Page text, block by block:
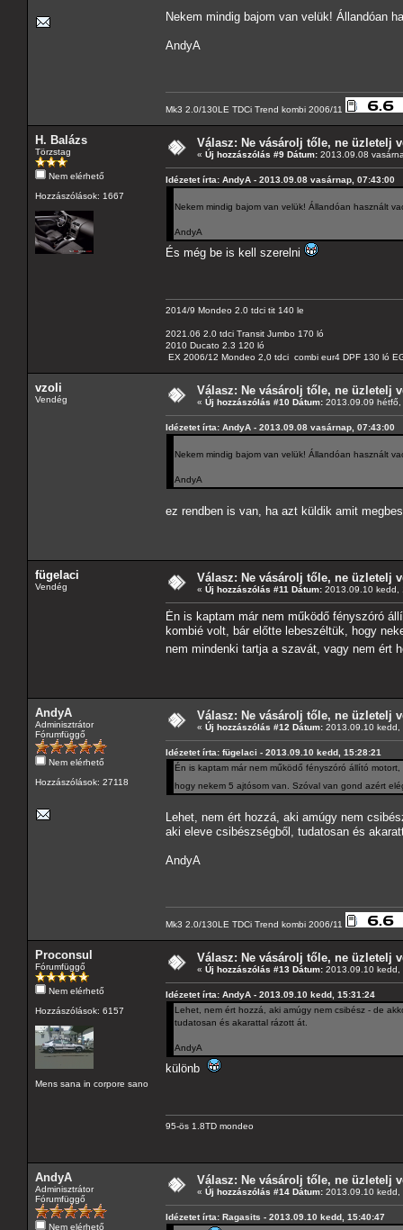
Nekem mindig bajom van velük! Állandóan
AndyA
Mk3 2.0/130LE TDCi Trend kombi 2006/11
H. Balázs
Törzstag
Nem elérhető
Hozzászólások: 1667
Válasz: Ne vásárolj tőle, ne üzletelj
« Új hozzászólás #9 Dátum: 2013.09.08
Idézetet írta: AndyA - 2013.09.08 vasárnap, 07:43:00
Nekem mindig bajom van velük! Állandóan használt
AndyA
És még be is kell szerelni
2014/9 Mondeo 2.0 tdci tit 140 le
2021.06 2.0 tdci Transit Jumbo 170 ló
2010 Ducato 2.3 120 ló
EX 2006/12 Mondeo 2,0 tdci combi eur4 DPF 130 ló
vzoli
Vendég
Válasz: Ne vásárolj tőle, ne üzletelj
« Új hozzászólás #10 Dátum: 2013.09.09
Idézetet írta: AndyA - 2013.09.08 vasárnap, 07:43:00
Nekem mindig bajom van velük! Állandóan használt
AndyA
ez rendben is van, ha azt küldik amit
fügelaci
Vendég
Válasz: Ne vásárolj tőle, ne üzletelj
« Új hozzászólás #11 Dátum: 2013.09.10 kedd,
Én is kaptam már nem működő fényszóró
kombié volt, bár előtte lebeszéltük, hogy
nem mindenki tartja a szavát, vagy nem ért
AndyA
Adminisztrátor
Fórumfüggő
Nem elérhető
Hozzászólások: 27118
Válasz: Ne vásárolj tőle, ne üzletelj
« Új hozzászólás #12 Dátum: 2013.09.10 kedd,
Idézetet írta: fügelaci - 2013.09.10 kedd, 15:28:21
Én is kaptam már nem működő fényszóró állító
hogy nekem 5 ajtósom van. Szóval van gond azért
Lehet, nem ért hozzá, aki amúgy nem
aki eleve csibészségből, tudatosan és
AndyA
Mk3 2.0/130LE TDCi Trend kombi 2006/11
Proconsul
Fórumfüggő
Nem elérhető
Hozzászólások: 6157
Mens sana in corpore sano
Válasz: Ne vásárolj tőle, ne üzletelj
« Új hozzászólás #13 Dátum: 2013.09.10 kedd,
Idézetet írta: AndyA - 2013.09.10 kedd, 15:31:24
Lehet, nem ért hozzá, aki amúgy nem csibész - de
tudatosan és akarattal rázott át.
AndyA
különb
95-ös 1.8TD mondeo
AndyA
Adminisztrátor
Fórumfüggő
Nem elérhető
Válasz: Ne vásárolj tőle, ne üzletelj
« Új hozzászólás #14 Dátum: 2013.09.10 kedd,
Idézetet írta: Ragasits - 2013.09.10 kedd, 15:40:47